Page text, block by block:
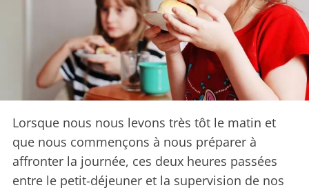
Lorsque nous nous levons très tôt le matin et
que nous commençons à nous préparer à
affronter la journée, ces deux heures passées
entre le petit-déjeuner et la supervision de nos